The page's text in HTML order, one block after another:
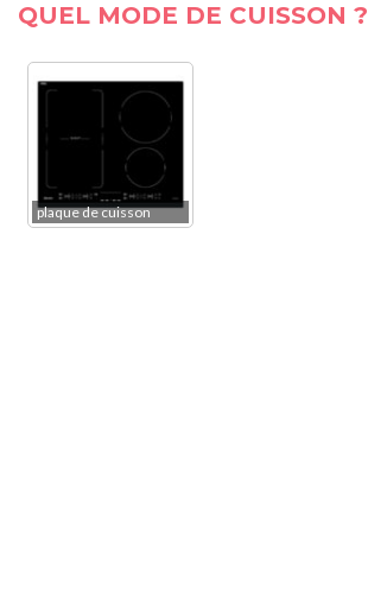
QUEL MODE DE CUISSON ?
plaque de cuisson